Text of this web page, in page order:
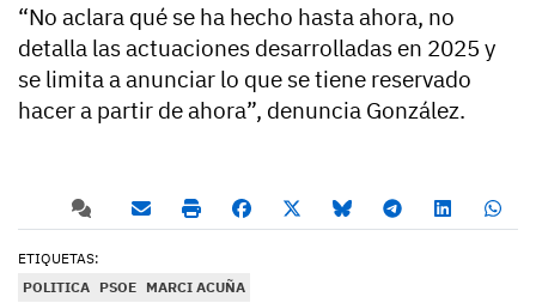
“No aclara qué se ha hecho hasta ahora, no
detalla las actuaciones desarrolladas en 2025 y
se limita a anunciar lo que se tiene reservado
hacer a partir de ahora”, denuncia González.
ETIQUETAS:
POLITICA PSOE MARCI ACUÑA